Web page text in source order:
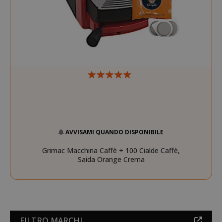
AVVISAMI QUANDO DISPONIBILE
Grimac Macchina Caffè + 100 Cialde Caffè,
Saida Orange Crema
SADEVSESSID
_GRECAPTCHA